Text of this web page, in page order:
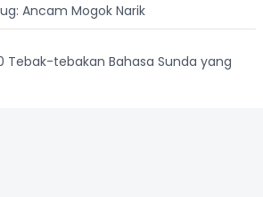
Ancam Mogok Narik
Tebak-tebakan Bahasa Sunda yang